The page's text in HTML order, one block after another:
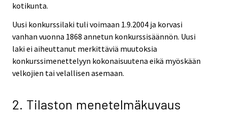
kotikunta.
Uusi konkurssilaki tuli voimaan 1.9.2004 ja korvasi
vanhan vuonna 1868 annetun konkurssisäännön. Uusi
laki ei aiheuttanut merkittäviä muutoksia
konkurssimenettelyyn kokonaisuutena eikä myöskään
velkojien tai velallisen asemaan.
2. Tilaston menetelmäkuvaus